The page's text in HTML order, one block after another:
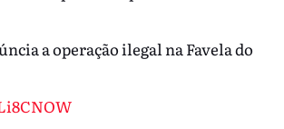
a operação ilegal na Favela do